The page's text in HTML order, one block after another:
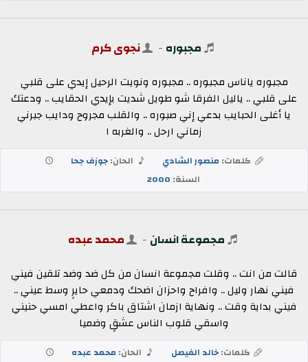
مجبوره - نجوى كرم
مجبوره ياناس مجبوره .. مجبوره ونويت الرحيل إيدي على قلبي
على قلبي .. ياليل الفرقا شو طويل شديت بإيدي الحقايب .. ودعتك
يا أغلى الحبايب بدعي إني صبوره .. والقلب مجروح ودايب جبرني
زماني ارحل .. والغربه ا
كلمات: منصور الشادي الحان:جوزف جحا
السنة: 2000
مجموعة انسان - محمد عبده
قالت من انت .. وقلت مجموعة انسان من كل ضد وضد تلقين فيني
فيني نهار وليل .. وافراح واحزان اضحك ودمعي حايرٍ وسط عيني ..
فيني بداية وقت .. ونهاية ازمان اشتاق باكر واعطي امسي حنيني
واسقي قلوب الناس عشقٍ وضميا
كلمات:خالد الفيصل الحان: محمد عبده